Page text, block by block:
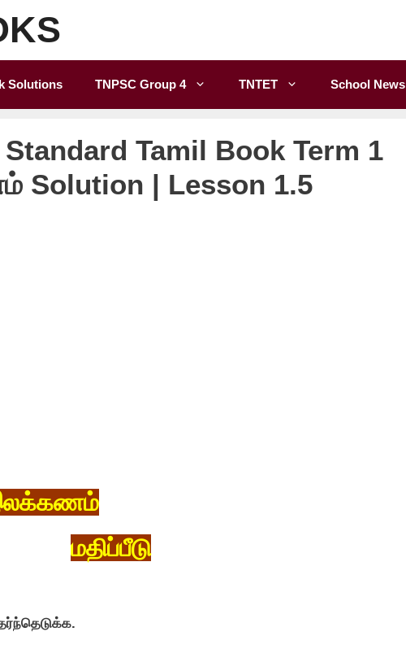
Solutions TNPSC Group 4 TNTET School News
Tamil Book Term 1
Solution | Lesson 1.5
மதிப்பீடு